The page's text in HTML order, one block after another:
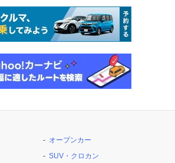
オープンカー
SUV・クロカン